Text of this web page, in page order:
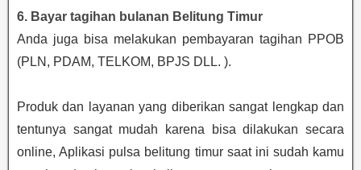
6. Bayar tagihan bulanan Belitung Timur
Anda juga bisa melakukan pembayaran tagihan PPOB
(PLN, PDAM, TELKOM, BPJS DLL. ).
Produk dan layanan yang diberikan sangat lengkap dan
tentunya sangat mudah karena bisa dilakukan secara
online, Aplikasi pulsa belitung timur saat ini sudah kamu